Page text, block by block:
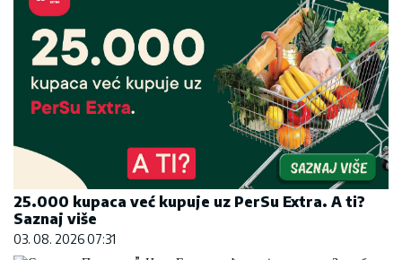
25.000 kupaca već kupuje uz PerSu Extra. A ti?
Saznaj više
03. 08. 2026 07:31